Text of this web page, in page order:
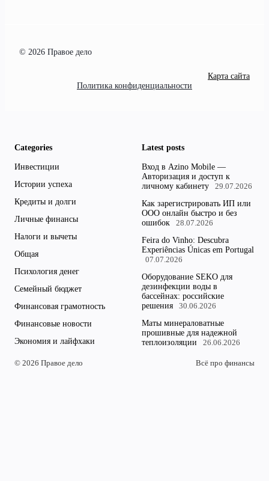
© 2026 Правое дело
Карта сайта
Политика конфиденциальности
Categories
Инвестиции
Истории успеха
Кредиты и долги
Личные финансы
Налоги и вычеты
Общая
Психология денег
Семейный бюджет
Финансовая грамотность
Финансовые новости
Экономия и лайфхаки
Latest posts
Вход в Azino Mobile —
Авторизация и доступ к
личному кабинету
29.07.2026
Как зарегистрировать ИП или
ООО онлайн быстро и без
ошибок
28.07.2026
Feira do Vinho: Descubra
Experiências Únicas em Portugal
07.07.2026
Оборудование SEKO для
дезинфекции воды в
бассейнах: российские
решения
30.06.2026
Маты минераловатные
прошивные для надежной
теплоизоляции
26.06.2026
© 2026 Правое дело Всё про финансы